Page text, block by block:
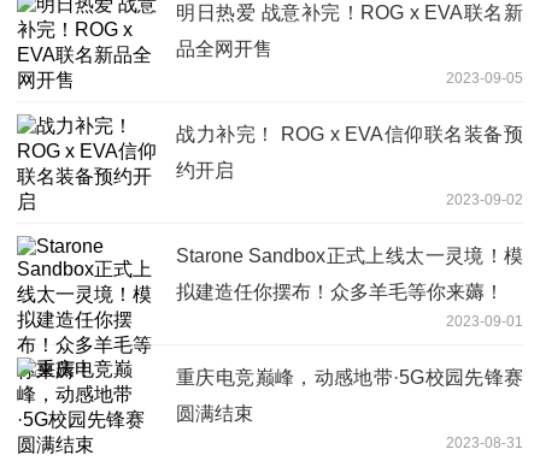
明日热爱 战意补完！ROG x EVA联名新
品全网开售
2023-09-05
战力补完！ ROG x EVA信仰联名装备预
约开启
2023-09-02
Starone Sandbox正式上线太一灵境！模
拟建造任你摆布！众多羊毛等你来薅！
2023-09-01
重庆电竞巅峰，动感地带·5G校园先锋赛
圆满结束
2023-08-31